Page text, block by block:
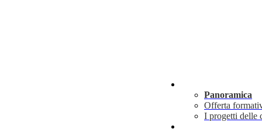
Panoramica
Offerta
I progetti delle